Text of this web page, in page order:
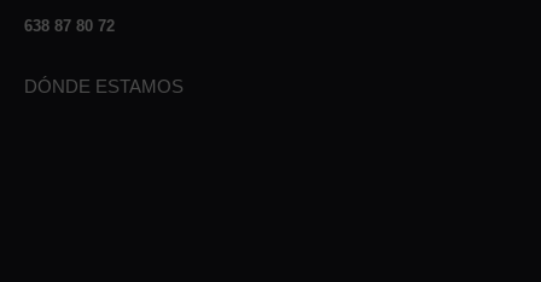
638 87 80 72
DÓNDE ESTAMOS